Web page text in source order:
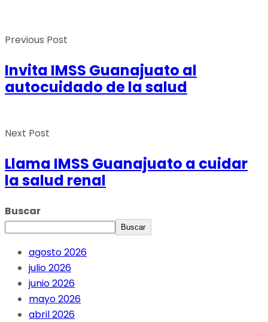
Previous Post
Invita IMSS Guanajuato al
autocuidado de la salud
Next Post
Llama IMSS Guanajuato a cuidar
la salud renal
Buscar
Buscar
agosto 2026
julio 2026
junio 2026
mayo 2026
abril 2026